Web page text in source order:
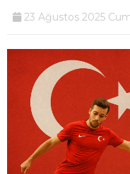
23 Ağustos 2025